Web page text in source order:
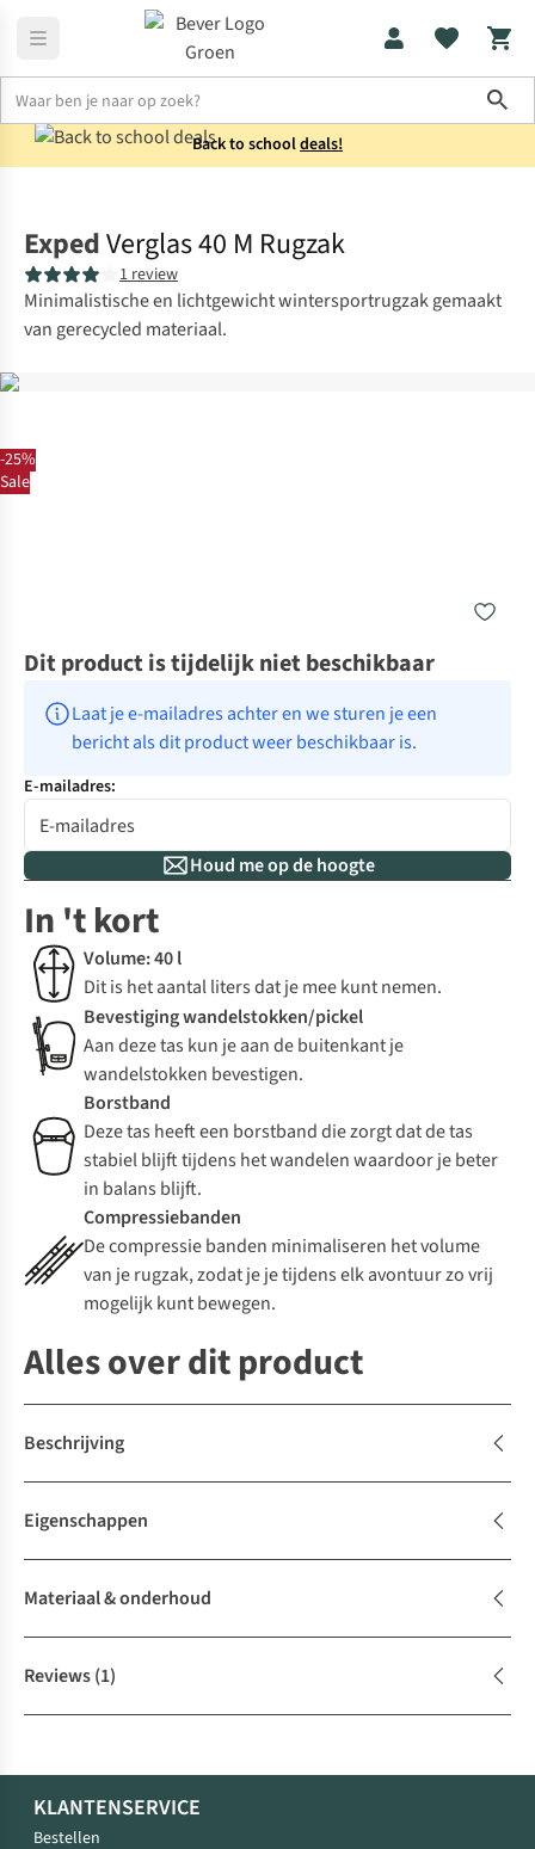
Back to schooldeals!
-25%
Sale
ExpedVerglas 40 M Rugzak
1 review
Minimalistische en lichtgewicht wintersportrugzak gemaakt
van gerecycled materiaal.
Dit product is tijdelijk niet beschikbaar
Laat je e-mailadres achter en we sturen je een
bericht als dit product weer beschikbaar is.
E-mailadres:
Houd me op de hoogte
In 't kort
Volume: 40 l
Dit is het aantal liters dat je mee kunt nemen.
Bevestiging wandelstokken/pickel
Aan deze tas kun je aan de buitenkant je
wandelstokken bevestigen.
Borstband
Deze tas heeft een borstband die zorgt dat de tas
stabiel blijft tijdens het wandelen waardoor je beter
in balans blijft.
Compressiebanden
De compressie banden minimaliseren het volume
van je rugzak, zodat je je tijdens elk avontuur zo vrij
mogelijk kunt bewegen.
Alles over dit product
Beschrijving
Eigenschappen
Materiaal & onderhoud
Reviews(1)
KLANTENSERVICE
Bestellen